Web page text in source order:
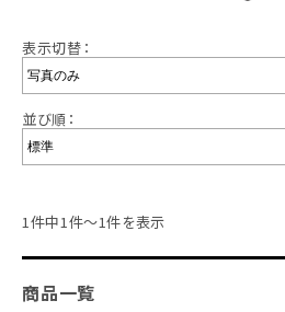
表示切替：
並び順：
1件中1件～1件を表示
商品一覧